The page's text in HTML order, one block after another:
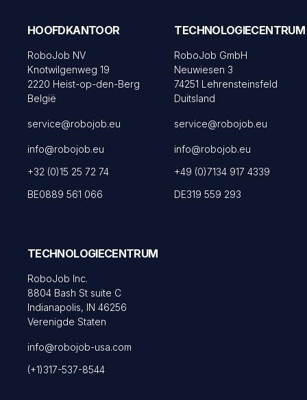
HOOFDKANTOOR
RoboJob NV
Knotwilgenweg 19
2220 Heist-op-den-Berg
België
service@robojob.eu
info@robojob.eu
+32 (0)15 25 72 74
BE0889 561 066
TECHNOLOGIECENTRUM
RoboJob GmbH
Neuwiesen 3
74251 Lehrensteinsfeld
Duitsland
service@robojob.eu
info@robojob.eu
+49 (0)7134 917 4339
DE319 559 293
TECHNOLOGIECENTRUM
RoboJob Inc.
8804 Bash St suite C
Indianapolis, IN 46256
Verenigde Staten
info@robojob-usa.com
(+1)317-537-8544